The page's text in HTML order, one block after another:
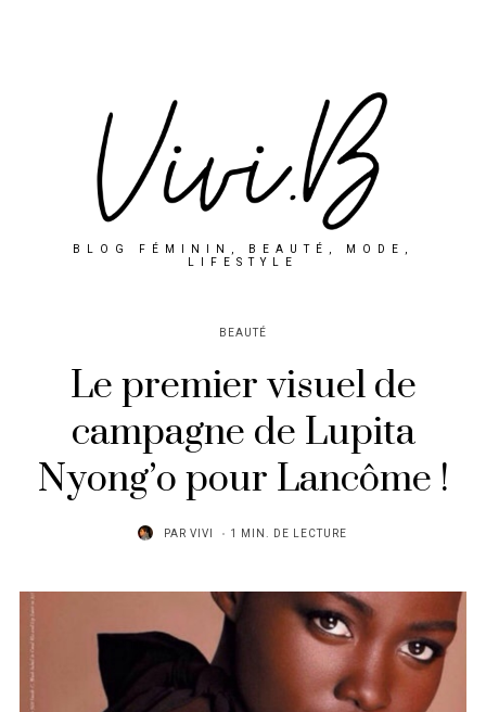
BLOG FÉMININ, BEAUTÉ, MODE,
LIFESTYLE
BEAUTÉ
Le premier visuel de
campagne de Lupita
Nyong’o pour Lancôme !
PAR VIVI 1 MIN. DE LECTURE